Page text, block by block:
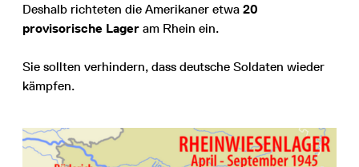
Deshalb richteten die Amerikaner etwa 20
provisorische Lager am Rhein ein.
Sie sollten verhindern, dass deutsche Soldaten wieder
kämpfen.